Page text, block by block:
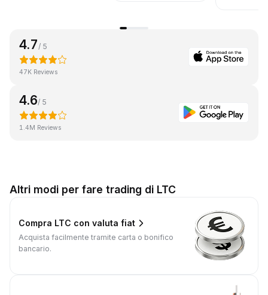
4.7 / 5
47K Reviews
4.6/ 5
1.4M Reviews
Altri modi per fare trading di LTC
Compra LTC con valuta fiat
Acquista facilmente tramite carta o bonifico
bancario.